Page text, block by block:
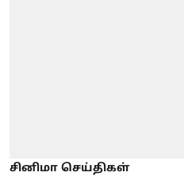
சினிமா செய்திகள்